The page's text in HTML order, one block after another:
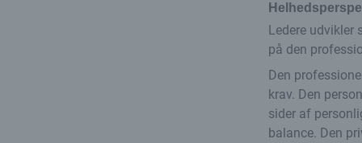
Ledere udvikler
på den
Den
krav. Den
sider af
balance. Den